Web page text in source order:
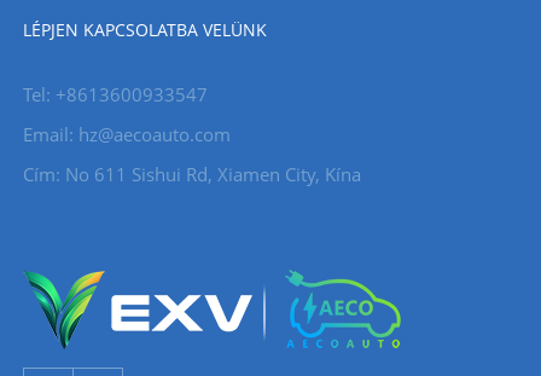
LÉPJEN KAPCSOLATBA VELÜNK
Tel: +8613600933547
Email: hz@aecoauto.com
Cím: No 611 Sishui Rd, Xiamen City, Kína